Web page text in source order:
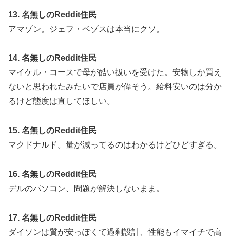
13. 名無しのReddit住民
アマゾン。ジェフ・ベゾスは本当にクソ。
14. 名無しのReddit住民
マイケル・コースで母が酷い扱いを受けた。安物しか買え
ないと思われたみたいで店員が偉そう。給料安いのは分か
るけど態度は直してほしい。
15. 名無しのReddit住民
マクドナルド。量が減ってるのはわかるけどひどすぎる。
16. 名無しのReddit住民
デルのパソコン、問題が解決しないまま。
17. 名無しのReddit住民
ダイソンは質が安っぽくて過剰設計、性能もイマイチで高